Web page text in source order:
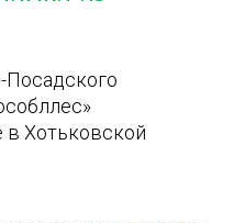
Посадского
в Хотьковской